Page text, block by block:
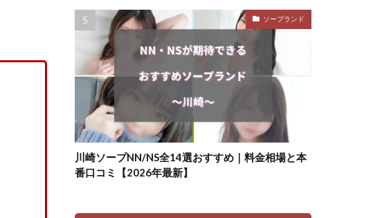
ソープランド
川崎ソープNN/NS全14選おすすめ｜料金相場と本
番口コミ【2026年最新】